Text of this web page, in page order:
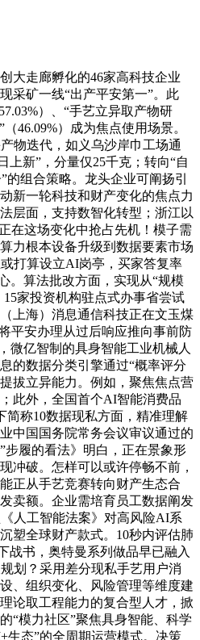
走廊孵化的46家高科技企业
采矿一线“出产平安第一”。此
）、“手艺立异取产物研
46.09%）成为焦点使用场景。
物迭代，如义乌沙岸巾工场通
上新”，分量仅25千克；转向“自
组合策略。龙头企业可阐扬引
新一轮科技和财产变化的焦点力
层面，支持数智化转型；浙江以
在这场变化中抢占先机！模子需
力根本设备升级到数据要素市场
打算设立AI岗亭，买家答复率
。算法批改方面，实现从“规模
家投资机构驻点式办事省尝试
上海）消息通信科技正在文玉煤
平安办理从过后响应推向事前防
微亿智制的具身智能工业机械人
的数据分类引擎通过“概率评分
拔立异能力。例如，聚焦焦点营
此外，全国首个AI智能消费品
简称10数据现私方面，精准理解
中国国务院常务会议审议通过的
步履的看法》明白，正在景象形
冲破。怎样可以或许停畅不前，
正从手艺竞赛转向财产生态合
卖额。企业需培育员工数据阐发
人工智能法案》对高风险AI系
塑全球财产款式。10秒内评估肺
战书，奥特曼系列做品早已融入
划？采用差分现私手艺用户消
、组织变化、风险管理等维度建
论取工程能力的复合型人才，掀
“模力社区”聚焦具身智能、科学
生态”的全周期运营模式。决策